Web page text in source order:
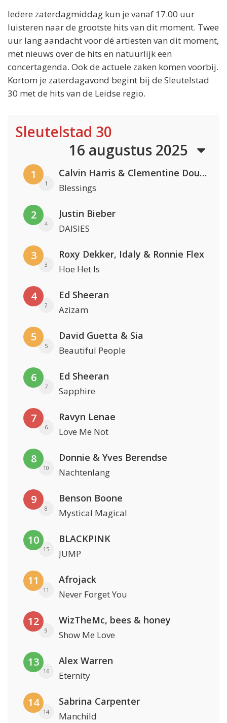
Iedere zaterdagmiddag kun je vanaf 17.00 uur
luisteren naar de grootste hits van dit moment. Twee
uur lang aandacht voor dé artiesten van dit moment,
met nieuws over de hits en natuurlijk een
concertagenda. Ook de actuele zaken komen voorbij.
Kortom je zaterdagavond begint bij de Sleutelstad
30 met de hits van de Leidse regio.
Sleutelstad 30
16 augustus 2025
1
1
Calvin Harris & Clementine Douglas
Blessings
2
4
Justin Bieber
DAISIES
3
3
Roxy Dekker, Idaly & Ronnie Flex
Hoe Het Is
4
2
Ed Sheeran
Azizam
5
5
David Guetta & Sia
Beautiful People
6
7
Ed Sheeran
Sapphire
7
6
Ravyn Lenae
Love Me Not
8
10
Donnie & Yves Berendse
Nachtenlang
9
8
Benson Boone
Mystical Magical
10
15
BLACKPINK
JUMP
11
11
Afrojack
Never Forget You
12
9
WizTheMc, bees & honey
Show Me Love
13
16
Alex Warren
Eternity
14
14
Sabrina Carpenter
Manchild